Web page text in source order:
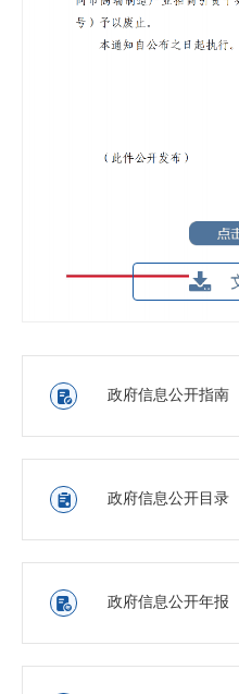
 政府信息公开指南
 政府信息公开目录
 政府信息公开年报